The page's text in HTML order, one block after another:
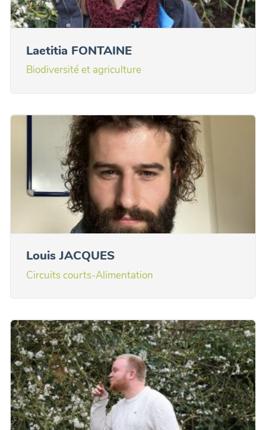
Laetitia FONTAINE
Biodiversité et agriculture
Louis JACQUES
Circuits courts-Alimentation